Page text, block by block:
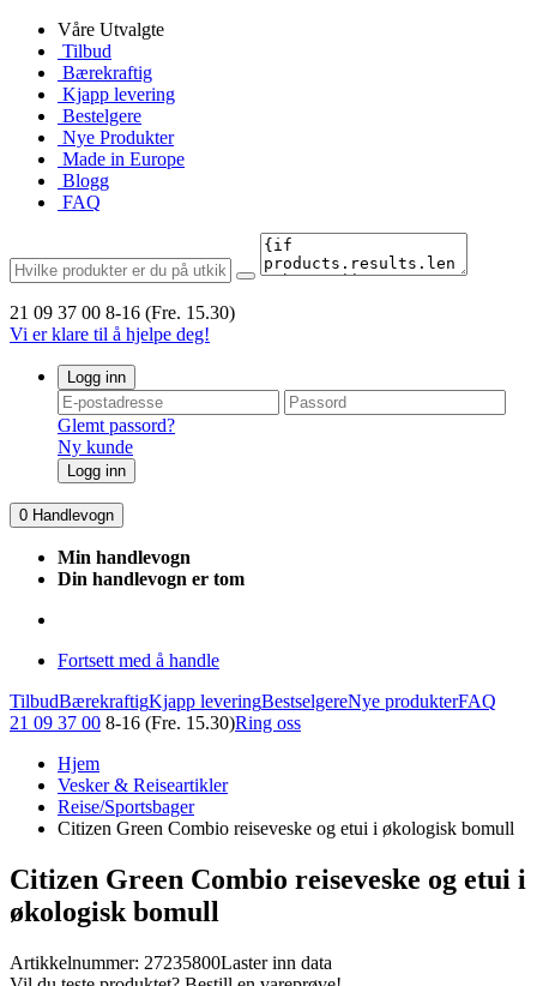
Våre Utvalgte
Tilbud
Bærekraftig
Kjapp levering
Bestelgere
Nye Produkter
Made in Europe
Blogg
FAQ
21 09 37 00 8-16 (Fre. 15.30)
Vi er klare til å hjelpe deg!
Logg inn
Glemt passord?
Ny kunde
Logg inn
0 Handlevogn
Min handlevogn
Din handlevogn er tom
Fortsett med å handle
TilbudBærekraftigKjapp leveringBestselgereNye produkterFAQ
21 09 37 00 8-16 (Fre. 15.30)Ring oss
Hjem
Vesker & Reiseartikler
Reise/Sportsbager
Citizen Green Combio reiseveske og etui i økologisk bomull
Citizen Green Combio reiseveske og etui i
økologisk bomull
Artikkelnummer: 27235800Laster inn data